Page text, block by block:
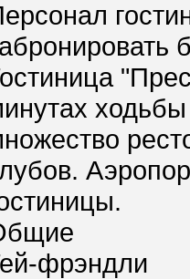
фрэндли